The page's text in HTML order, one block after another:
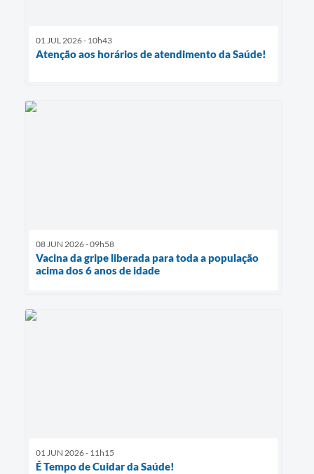
01 JUL 2026 - 10h43
Atenção aos horários de atendimento da Saúde!
08 JUN 2026 - 09h58
Vacina da gripe liberada para toda a população
acima dos 6 anos de idade
01 JUN 2026 - 11h15
É Tempo de Cuidar da Saúde!